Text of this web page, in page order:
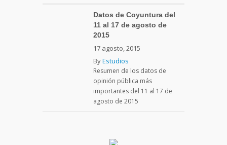
Datos de Coyuntura del
11 al 17 de agosto de
2015
17 agosto, 2015
ByEstudios
Resumen de los datos de
opinión pública más
importantes del 11 al 17 de
agosto de 2015